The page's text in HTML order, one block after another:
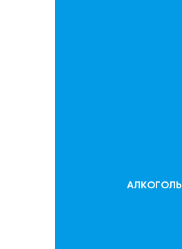
АЛКОГОЛЬ